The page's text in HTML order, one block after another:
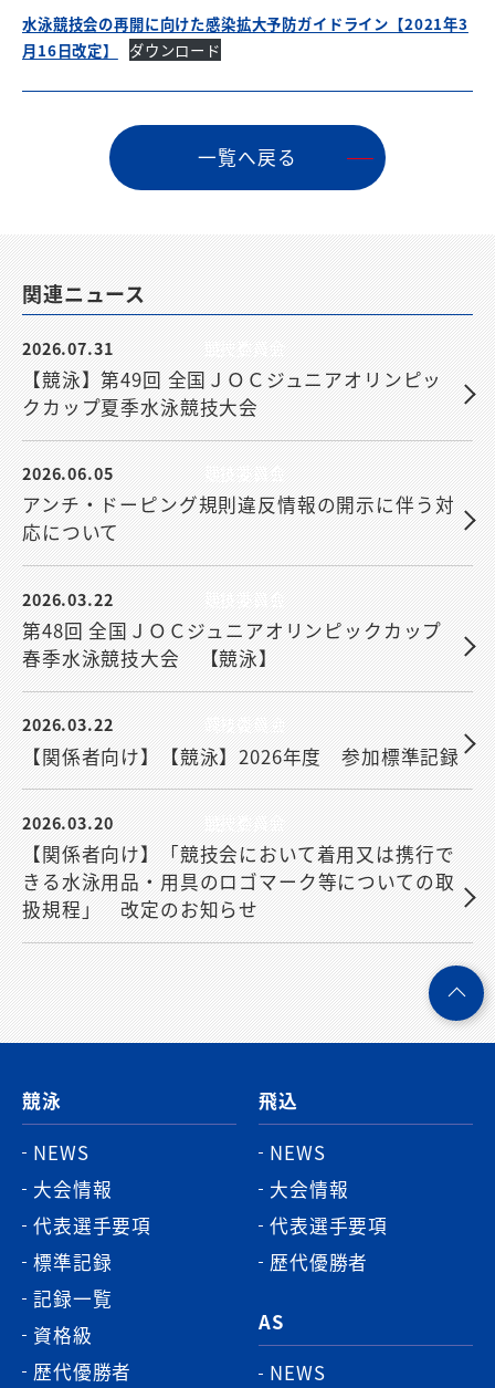
水泳競技会の再開に向けた感染拡大予防ガイドライン【2021年3
月16日改定】
ダウンロード
⼀覧へ戻る
関連ニュース
2026.07.31 競技委員会
【競泳】第49回 全国ＪＯＣジュニアオリンピッ
クカップ夏季水泳競技大会
2026.06.05 競技委員会
アンチ・ドーピング規則違反情報の開示に伴う対
応について
2026.03.22 競技委員会
第48回 全国ＪＯＣジュニアオリンピックカップ
春季水泳競技大会 【競泳】
2026.03.22 競技委員会
【関係者向け】【競泳】2026年度 参加標準記録
2026.03.20 競技委員会
【関係者向け】「競技会において着用又は携行で
きる水泳用品・用具のロゴマーク等についての取
扱規程」 改定のお知らせ
競泳
NEWS
大会情報
代表選手要項
標準記録
記録一覧
資格級
歴代優勝者
飛込
NEWS
大会情報
代表選手要項
歴代優勝者
AS
NEWS